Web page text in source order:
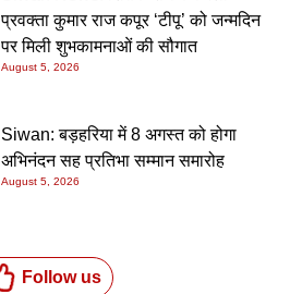
प्रवक्ता कुमार राज कपूर ‘टीपू’ को जन्मदिन
पर मिली शुभकामनाओं की सौगात
August 5, 2026
Siwan: बड़हरिया में 8 अगस्त को होगा
अभिनंदन सह प्रतिभा सम्मान समारोह
August 5, 2026
Follow us